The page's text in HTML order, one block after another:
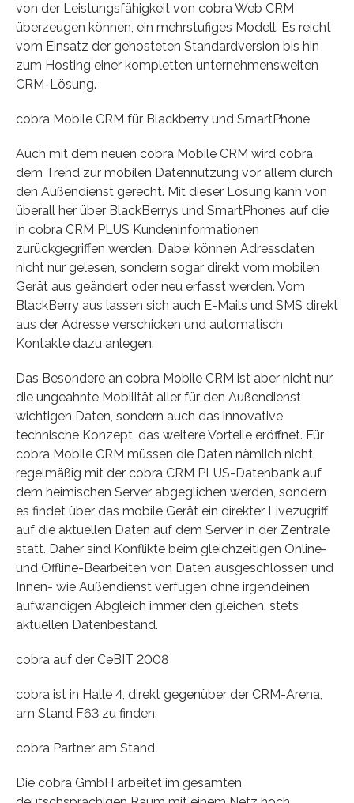
von der Leistungsfähigkeit von cobra Web CRM
überzeugen können, ein mehrstufiges Modell. Es reicht
vom Einsatz der gehosteten Standardversion bis hin
zum Hosting einer kompletten unternehmensweiten
CRM-Lösung.
cobra Mobile CRM für Blackberry und SmartPhone
Auch mit dem neuen cobra Mobile CRM wird cobra
dem Trend zur mobilen Datennutzung vor allem durch
den Außendienst gerecht. Mit dieser Lösung kann von
überall her über BlackBerrys und SmartPhones auf die
in cobra CRM PLUS Kundeninformationen
zurückgegriffen werden. Dabei können Adressdaten
nicht nur gelesen, sondern sogar direkt vom mobilen
Gerät aus geändert oder neu erfasst werden. Vom
BlackBerry aus lassen sich auch E-Mails und SMS direkt
aus der Adresse verschicken und automatisch
Kontakte dazu anlegen.
Das Besondere an cobra Mobile CRM ist aber nicht nur
die ungeahnte Mobilität aller für den Außendienst
wichtigen Daten, sondern auch das innovative
technische Konzept, das weitere Vorteile eröffnet. Für
cobra Mobile CRM müssen die Daten nämlich nicht
regelmäßig mit der cobra CRM PLUS-Datenbank auf
dem heimischen Server abgeglichen werden, sondern
es findet über das mobile Gerät ein direkter Livezugriff
auf die aktuellen Daten auf dem Server in der Zentrale
statt. Daher sind Konflikte beim gleichzeitigen Online-
und Offline-Bearbeiten von Daten ausgeschlossen und
Innen- wie Außendienst verfügen ohne irgendeinen
aufwändigen Abgleich immer den gleichen, stets
aktuellen Datenbestand.
cobra auf der CeBIT 2008
cobra ist in Halle 4, direkt gegenüber der CRM-Arena,
am Stand F63 zu finden.
cobra Partner am Stand
Die cobra GmbH arbeitet im gesamten